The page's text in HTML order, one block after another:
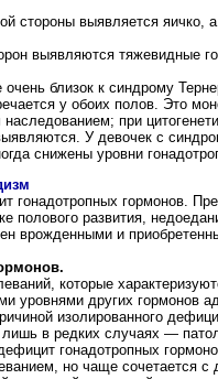
стороны выявляется яичко,
выявляются тяжевидные
близок к синдрому
у обоих полов. Это
при
У девочек с
снижены уровни
гонадотропных гормонов.
полового развития,
врожденными и
которые
уровнями других гормонов
изолированного
лишь в редких случаях —
гонадотропных
но чаще сочетается с